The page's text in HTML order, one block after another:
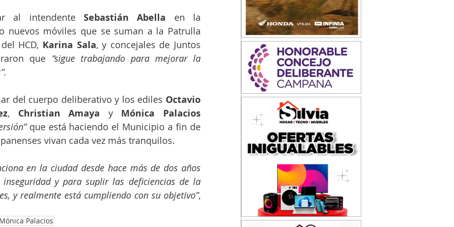
al intendente Sebastián Abella en la
nuevos móviles que se suman a la Patrulla
HCD, Karina Sala, y concejales de Juntos
que “sigue trabajando para mejorar la
del cuerpo deliberativo y los ediles Octavio
, Christian Amaya y Mónica Palacios
que está haciendo el Municipio a fin de
vivan cada vez más tranquilos.
en la ciudad desde hace más de dos años
y para suplir las deficiencias de la
y realmente está cumpliendo con su objetivo”,
Palacios